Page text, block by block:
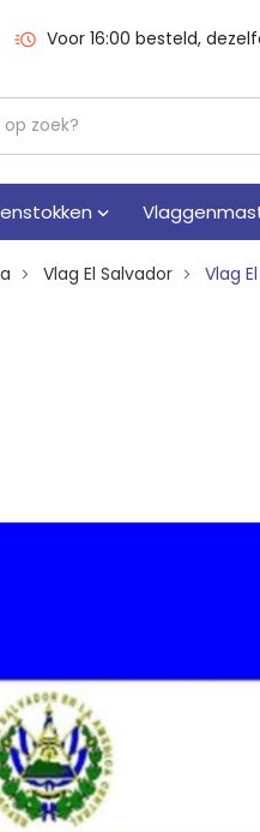
Voor 16:00 besteld,
Vlag El Salvador Vlag